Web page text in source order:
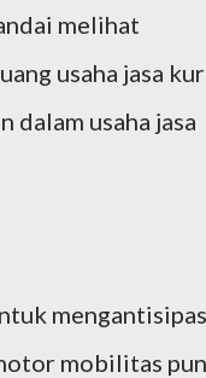
melihat
usaha jasa
dalam usaha jasa
mobilitas pun